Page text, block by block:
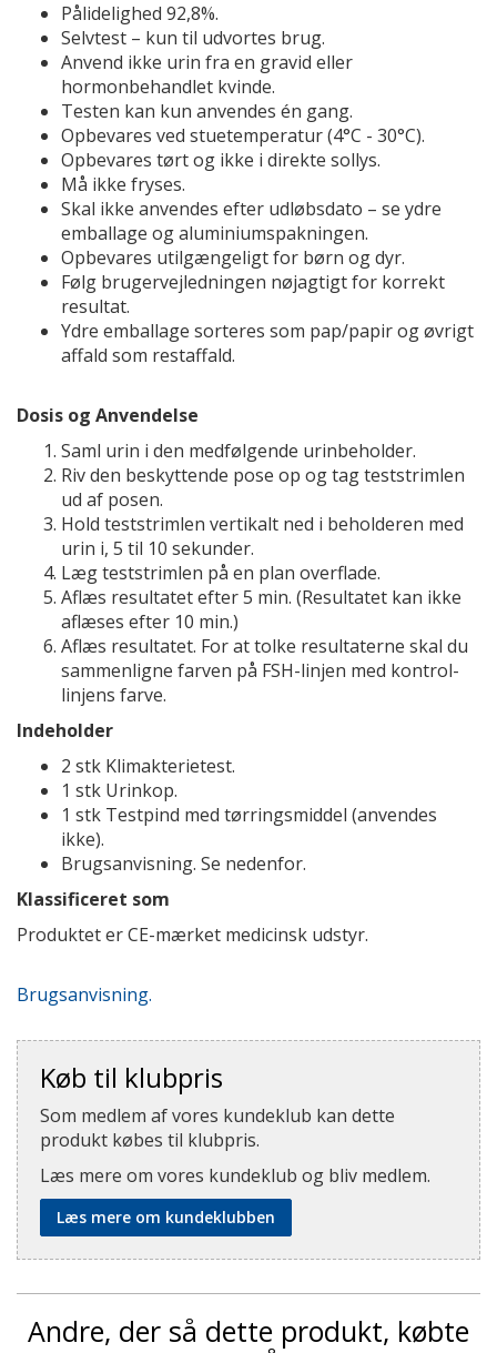
Pålidelighed 92,8%.
Selvtest – kun til udvortes brug.
Anvend ikke urin fra en gravid eller
hormonbehandlet kvinde.
Testen kan kun anvendes én gang.
Opbevares ved stuetemperatur (4°C - 30°C).
Opbevares tørt og ikke i direkte sollys.
Må ikke fryses.
Skal ikke anvendes efter udløbsdato – se ydre
emballage og aluminiumspakningen.
Opbevares utilgængeligt for børn og dyr.
Følg brugervejledningen nøjagtigt for korrekt
resultat.
Ydre emballage sorteres som pap/papir og øvrigt
affald som restaffald.
Dosis og Anvendelse
Saml urin i den medfølgende urinbeholder.
Riv den beskyttende pose op og tag teststrimlen
ud af posen.
Hold teststrimlen vertikalt ned i beholderen med
urin i, 5 til 10 sekunder.
Læg teststrimlen på en plan overflade.
Aflæs resultatet efter 5 min. (Resultatet kan ikke
aflæses efter 10 min.)
Aflæs resultatet. For at tolke resultaterne skal du
sammenligne farven på FSH-linjen med kontrol-
linjens farve.
Indeholder
2 stk Klimakterietest.
1 stk Urinkop.
1 stk Testpind med tørringsmiddel (anvendes
ikke).
Brugsanvisning. Se nedenfor.
Klassificeret som
Produktet er CE-mærket medicinsk udstyr.
Brugsanvisning.
Køb til klubpris
Som medlem af vores kundeklub kan dette
produkt købes til klubpris.
Læs mere om vores kundeklub og bliv medlem.
Læs mere om kundeklubben
Andre, der så dette produkt, købte